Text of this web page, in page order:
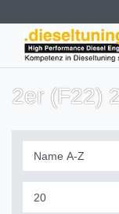
2er (F22)